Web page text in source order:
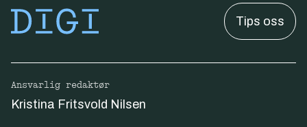
Tips oss
Ansvarlig redaktør
Kristina Fritsvold Nilsen